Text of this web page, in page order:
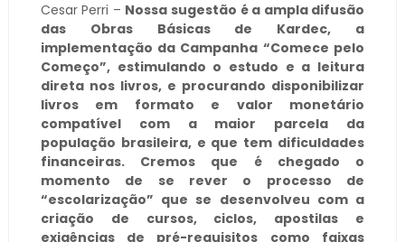
Cesar Perri – Nossa sugestão é a ampla difusão
das Obras Básicas de Kardec, a
implementação da Campanha “Comece pelo
Começo”, estimulando o estudo e a leitura
direta nos livros, e procurando disponibilizar
livros em formato e valor monetário
compatível com a maior parcela da
população brasileira, e que tem dificuldades
financeiras. Cremos que é chegado o
momento de se rever o processo de
“escolarização” que se desenvolveu com a
criação de cursos, ciclos, apostilas e
exigências de pré-requisitos como faixas